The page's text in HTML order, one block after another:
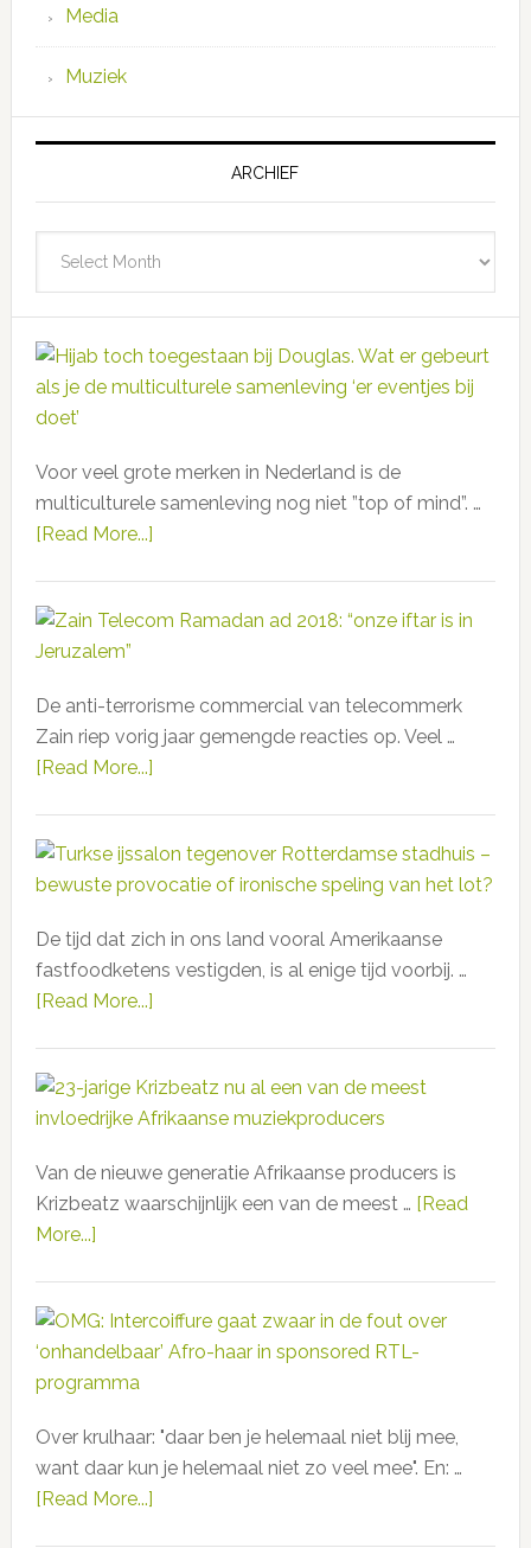
Media
Muziek
ARCHIEF
Voor veel grote merken in Nederland is de
multiculturele samenleving nog niet ”top of mind”. …
[Read More...]
toegestaan
Wat
er
als
je
samenleving
‘er
De anti-terrorisme commercial van telecommerk
Zain riep vorig jaar gemengde reacties op. Veel …
[Read More...]
Ramadan
ad
“onze
iftar
in
Jeruzalem”
De tijd dat zich in ons land vooral Amerikaanse
fastfoodketens vestigden, is al enige tijd voorbij. …
[Read More...]
tegenover
Rotterdamse
–
bewuste
of
ironische
speling
lot?
Van de nieuwe generatie Afrikaanse producers is
Krizbeatz waarschijnlijk een van de meest … [Read
More...]
Krizbeatz
nu
al
van
de
meest
invloedrijke
Over krulhaar: "daar ben je helemaal niet blij mee,
want daar kun je helemaal niet zo veel mee". En: …
[Read More...]